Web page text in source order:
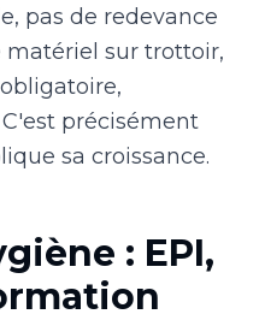
pas de redevance
matériel sur trottoir,
précisément
sa croissance.
: EPI,